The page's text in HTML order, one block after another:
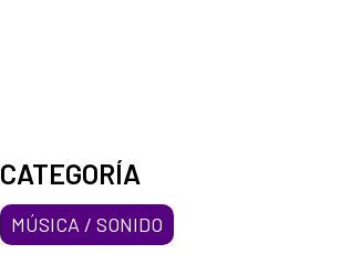
CATEGORÍA
MÚSICA / SONIDO